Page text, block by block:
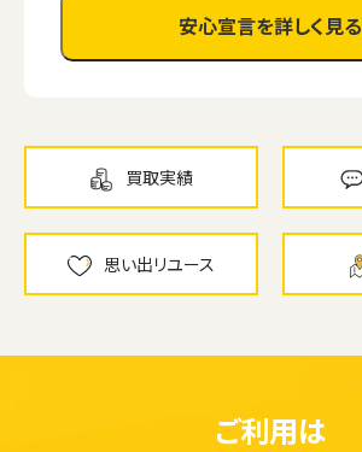
安心宣言を詳しく見る
買取実績
思い出リユース
ご利用は